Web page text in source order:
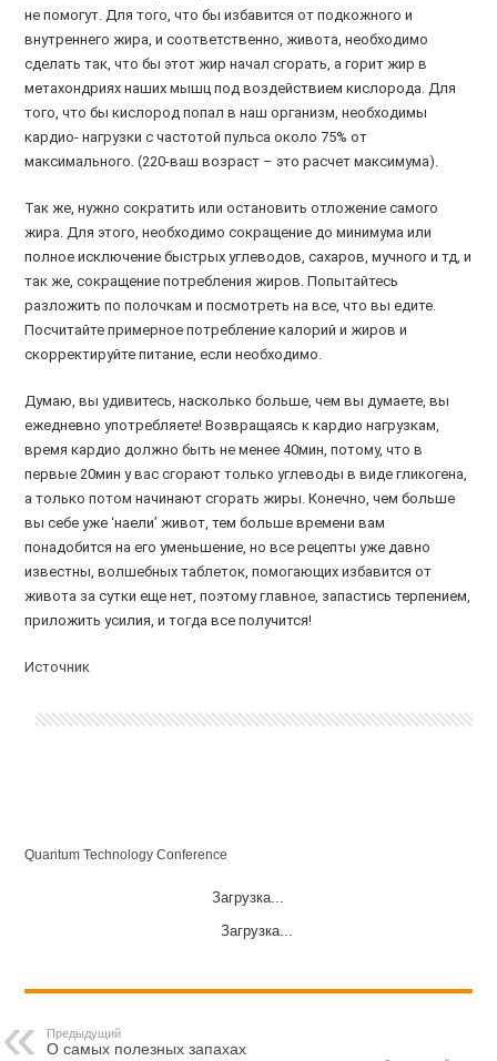
не помогут. Для того, что бы избавится от подкожного и
внутреннего жира, и соответственно, живота, необходимо
сделать так, что бы этот жир начал сгорать, а горит жир в
метахондриях наших мышц под воздействием кислорода. Для
того, что бы кислород попал в наш организм, необходимы
кардио- нагрузки с частотой пульса около 75% от
максимального. (220-ваш возраст – это расчет максимума).
Так же, нужно сократить или остановить отложение самого
жира. Для этого, необходимо сокращение до минимума или
полное исключение быстрых углеводов, сахаров, мучного и тд, и
так же, сокращение потребления жиров. Попытайтесь
разложить по полочкам и посмотреть на все, что вы едите.
Посчитайте примерное потребление калорий и жиров и
скорректируйте питание, если необходимо.
Думаю, вы удивитесь, насколько больше, чем вы думаете, вы
ежедневно употребляете! Возвращаясь к кардио нагрузкам,
время кардио должно быть не менее 40мин, потому, что в
первые 20мин у вас сгорают только углеводы в виде гликогена,
а только потом начинают сгорать жиры. Конечно, чем больше
вы себе уже ‘наели’ живот, тем больше времени вам
понадобится на его уменьшение, но все рецепты уже давно
известны, волшебных таблеток, помогающих избавится от
живота за сутки еще нет, поэтому главное, запастись терпением,
приложить усилия, и тогда все получится!
Источник
Quantum Technology Conference
Загрузка...
Загрузка...
Предыдущий
О самых полезных запахах